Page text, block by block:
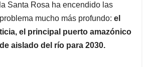
I
d
s
Santa Rosa ha encendido las
mucho más profundo: el
el principal puerto amazónico
aislado del río para 2030.